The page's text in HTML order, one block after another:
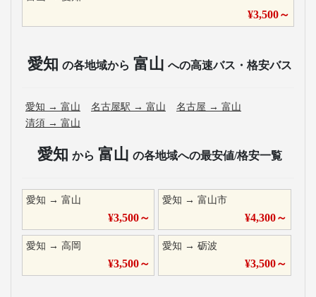
¥3,500～
愛知 の各地域から 富山 への高速バス・格安バス
愛知 → 富山 名古屋駅 → 富山 名古屋 → 富山
清須 → 富山
愛知 から 富山 の各地域への最安値/格安一覧
愛知 → 富山
¥3,500～
愛知 →富山市
¥4,300～
愛知 → 高岡
¥3,500～
愛知 →砺波
¥3,500～